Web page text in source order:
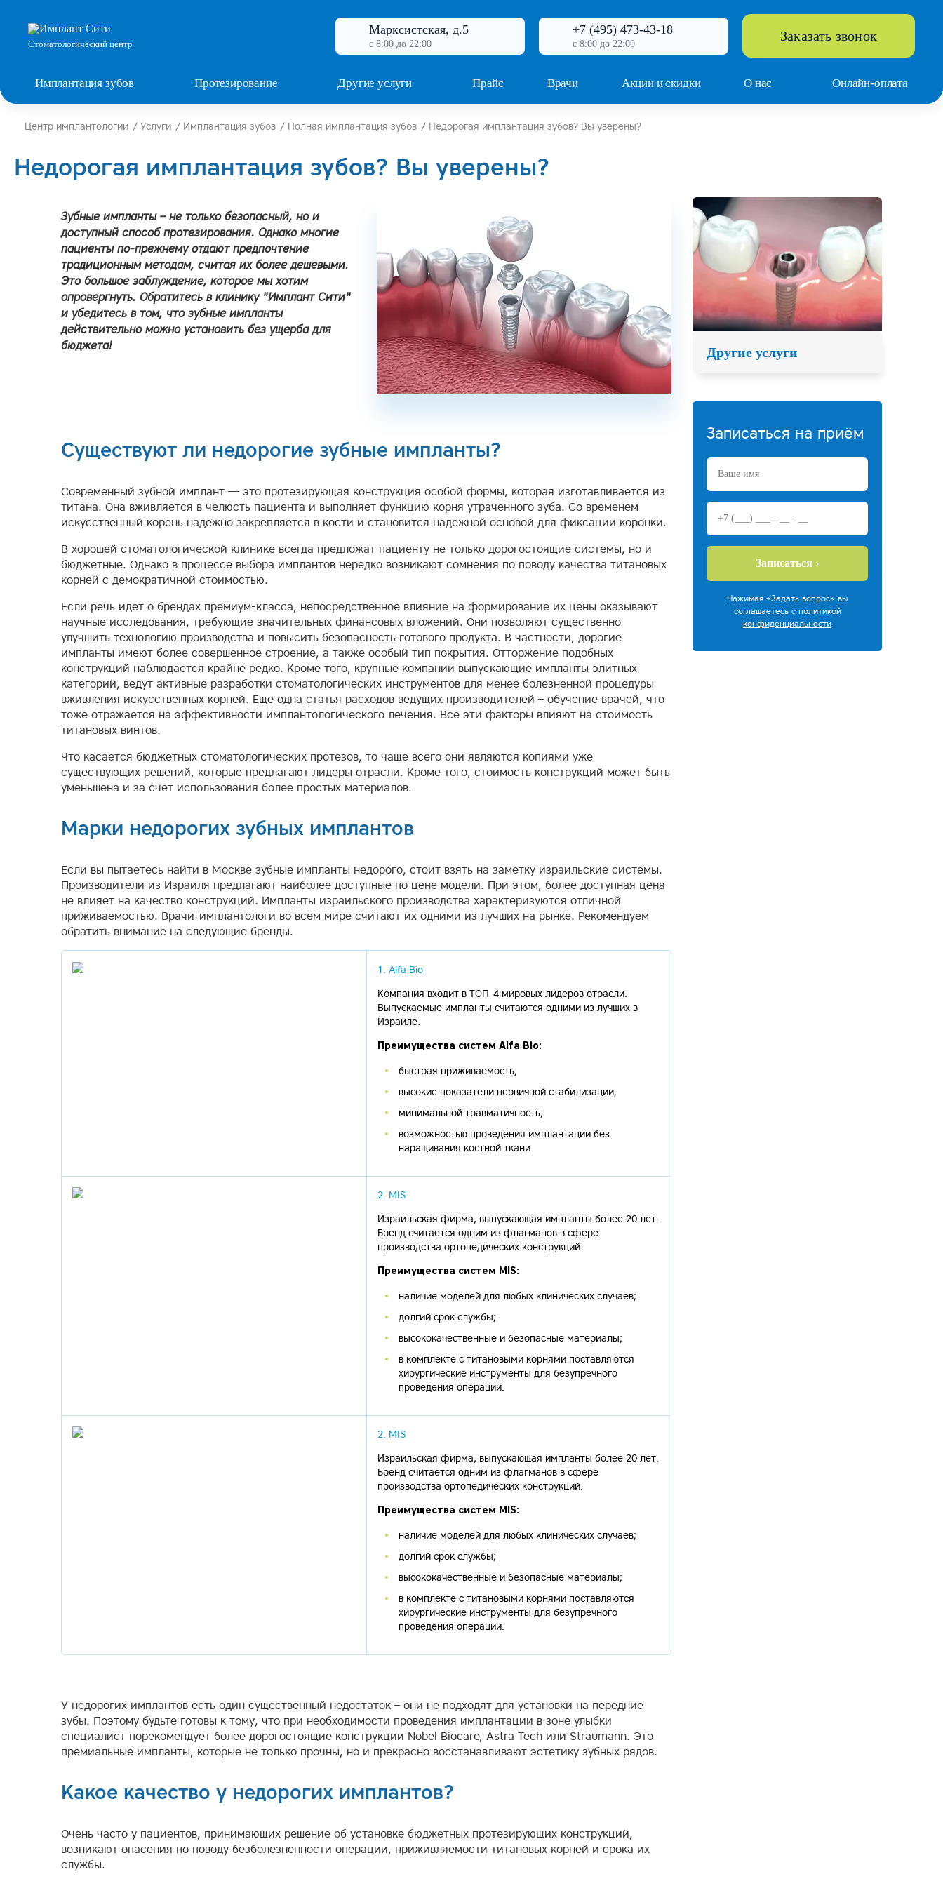
Стоматологический центр
Марксистская, д.5
с 8:00 до 22:00
+7 (495) 473-43-18
с 8:00 до 22:00 Заказать звонок
Имплантация зубов Протезирование Другие услуги Прайс Врачи Акции и скидки О нас Онлайн-оплата
Центр имплантологии / Услуги / Имплантация зубов / Полная имплантация зубов / Недорогая имплантация зубов? Вы уверены?
Недорогая имплантация зубов? Вы уверены?
Зубные импланты – не только безопасный, но и
доступный способ протезирования. Однако многие
пациенты по-прежнему отдают предпочтение
традиционным методам, считая их более дешевыми.
Это большое заблуждение, которое мы хотим
опровергнуть. Обратитесь в клинику "Имплант Сити"
и убедитесь в том, что зубные импланты
действительно можно установить без ущерба для
бюджета!
Существуют ли недорогие зубные импланты?
Современный зубной имплант — это протезирующая конструкция особой формы, которая изготавливается из
титана. Она вживляется в челюсть пациента и выполняет функцию корня утраченного зуба. Со временем
искусственный корень надежно закрепляется в кости и становится надежной основой для фиксации коронки.
В хорошей стоматологической клинике всегда предложат пациенту не только дорогостоящие системы, но и
бюджетные. Однако в процессе выбора имплантов нередко возникают сомнения по поводу качества титановых
корней с демократичной стоимостью.
Если речь идет о брендах премиум-класса, непосредственное влияние на формирование их цены оказывают
научные исследования, требующие значительных финансовых вложений. Они позволяют существенно
улучшить технологию производства и повысить безопасность готового продукта. В частности, дорогие
импланты имеют более совершенное строение, а также особый тип покрытия. Отторжение подобных
конструкций наблюдается крайне редко. Кроме того, крупные компании выпускающие импланты элитных
категорий, ведут активные разработки стоматологических инструментов для менее болезненной процедуры
вживления искусственных корней. Еще одна статья расходов ведущих производителей – обучение врачей, что
тоже отражается на эффективности имплантологического лечения. Все эти факторы влияют на стоимость
титановых винтов.
Что касается бюджетных стоматологических протезов, то чаще всего они являются копиями уже
существующих решений, которые предлагают лидеры отрасли. Кроме того, стоимость конструкций может быть
уменьшена и за счет использования более простых материалов.
Марки недорогих зубных имплантов
Если вы пытаетесь найти в Москве зубные импланты недорого, стоит взять на заметку израильские системы.
Производители из Израиля предлагают наиболее доступные по цене модели. При этом, более доступная цена
не влияет на качество конструкций. Импланты израильского производства характеризуются отличной
приживаемостью. Врачи-имплантологи во всем мире считают их одними из лучших на рынке. Рекомендуем
обратить внимание на следующие бренды.
1. Alfa Bio
Компания входит в ТОП-4 мировых лидеров отрасли.
Выпускаемые импланты считаются одними из лучших в
Израиле.
Преимущества систем Alfa Bio:
быстрая приживаемость;
высокие показатели первичной стабилизации;
минимальной травматичность;
возможностью проведения имплантации без
наращивания костной ткани.
2. MIS
Израильская фирма, выпускающая импланты более 20 лет.
Бренд считается одним из флагманов в сфере
производства ортопедических конструкций.
Преимущества систем MIS:
наличие моделей для любых клинических случаев;
долгий срок службы;
высококачественные и безопасные материалы;
в комплекте с титановыми корнями поставляются
хирургические инструменты для безупречного
проведения операции.
2. MIS
Израильская фирма, выпускающая импланты более 20 лет.
Бренд считается одним из флагманов в сфере
производства ортопедических конструкций.
Преимущества систем MIS:
наличие моделей для любых клинических случаев;
долгий срок службы;
высококачественные и безопасные материалы;
в комплекте с титановыми корнями поставляются
хирургические инструменты для безупречного
проведения операции.
У недорогих имплантов есть один существенный недостаток – они не подходят для установки на передние
зубы. Поэтому будьте готовы к тому, что при необходимости проведения имплантации в зоне улыбки
специалист порекомендует более дорогостоящие конструкции Nobel Biocare, Astra Tech или Straumann. Это
премиальные импланты, которые не только прочны, но и прекрасно восстанавливают эстетику зубных рядов.
Какое качество у недорогих имплантов?
Очень часто у пациентов, принимающих решение об установке бюджетных протезирующих конструкций,
возникают опасения по поводу безболезненности операции, приживляемости титановых корней и срока их
службы.
Другие услуги
Записаться на приём
Записаться ›
Нажимая «Задать вопрос» вы
соглашаетесь с политикой
конфиденциальности